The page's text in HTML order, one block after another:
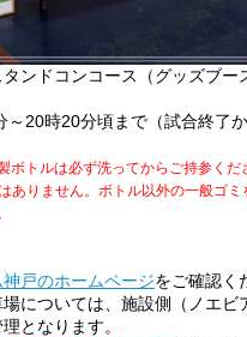
ンドコンコース（グッズブー
～20時20分頃まで（試合終了
トルは必ず洗ってからご持参くだ
ありません。ボトル以外の一般ゴミ
戸のホームページをご確認く
については、施設側（ノエビ
となります。